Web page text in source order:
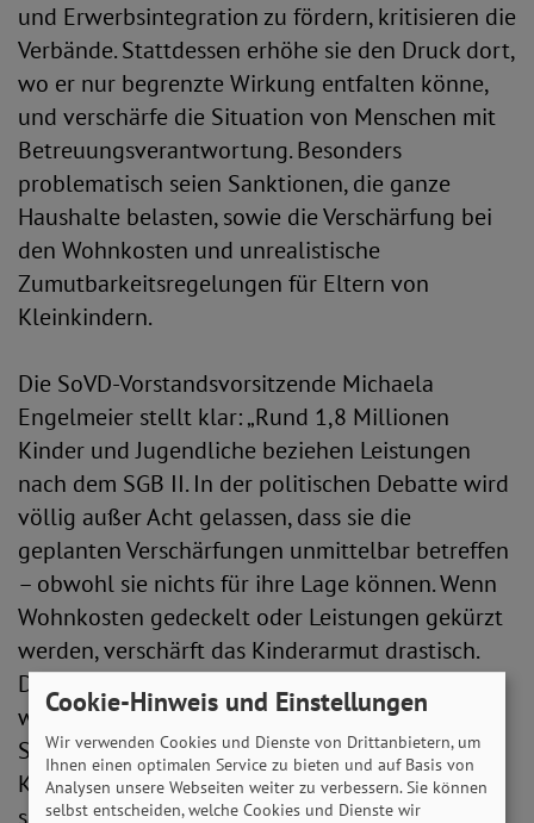
und Erwerbsintegration zu fördern, kritisieren die
Verbände. Stattdessen erhöhe sie den Druck dort,
wo er nur begrenzte Wirkung entfalten könne,
und verschärfe die Situation von Menschen mit
Betreuungsverantwortung. Besonders
problematisch seien Sanktionen, die ganze
Haushalte belasten, sowie die Verschärfung bei
den Wohnkosten und unrealistische
Zumutbarkeitsregelungen für Eltern von
Kleinkindern.
Die SoVD-Vorstandsvorsitzende Michaela
Engelmeier stellt klar: „Rund 1,8 Millionen
Kinder und Jugendliche beziehen Leistungen
nach dem SGB II. In der politischen Debatte wird
völlig außer Acht gelassen, dass sie die
geplanten Verschärfungen unmittelbar betreffen
– obwohl sie nichts für ihre Lage können. Wenn
Wohnkosten gedeckelt oder Leistungen gekürzt
werden, verschärft das Kinderarmut drastisch.
Denn weniger Geld in der Familie bedeutet
weniger Spielraum für gesunde Ernährung,
Schulmaterial oder die soziale Teilhabe von
Kindern. Wer an existenzsichernden Leistungen
Cookie-Hinweis und Einstellungen
Wir verwenden Cookies und Dienste von Drittanbietern, um
Ihnen einen optimalen Service zu bieten und auf Basis von
Analysen unsere Webseiten weiter zu verbessern. Sie können
selbst entscheiden, welche Cookies und Dienste wir